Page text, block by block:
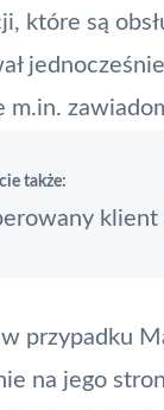
które są
m.in.
także:
klient
przypadku
na jego